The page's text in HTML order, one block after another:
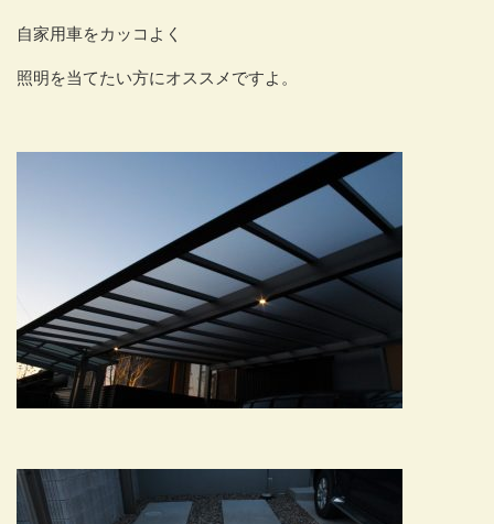
自家用車をカッコよく
照明を当てたい方にオススメですよ。